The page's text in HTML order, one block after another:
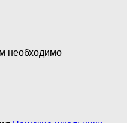
необходимо